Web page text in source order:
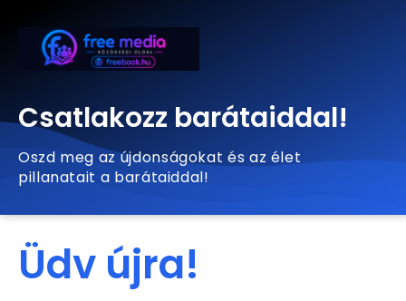
Csatlakozz barátaiddal!
Oszd meg az újdonságokat és az élet
pillanatait a barátaiddal!
Üdv újra!